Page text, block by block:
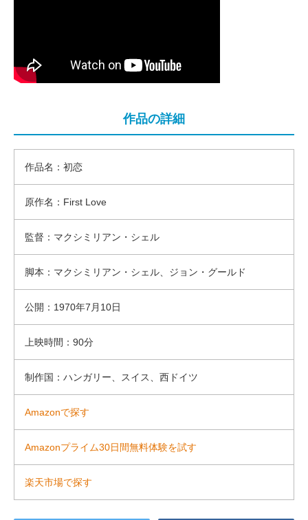
作品の詳細
作品名：初恋
原作名：First Love
監督：マクシミリアン・シェル
脚本：マクシミリアン・シェル、ジョン・グールド
公開：1970年7月10日
上映時間：90分
制作国：ハンガリー、スイス、西ドイツ
Amazonで探す
Amazonプライム30日間無料体験を試す
楽天市場で探す